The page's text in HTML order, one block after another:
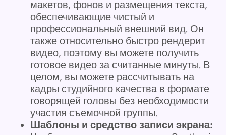
макетов, фонов и размещения текста,
обеспечивающие чистый и
профессиональный внешний вид. Он
также относительно быстро рендерит
видео, поэтому вы можете получить
готовое видео за считанные минуты. В
целом, вы можете рассчитывать на
кадры студийного качества в формате
говорящей головы без необходимости
участия съемочной группы.
Шаблоны и средство записи экрана: